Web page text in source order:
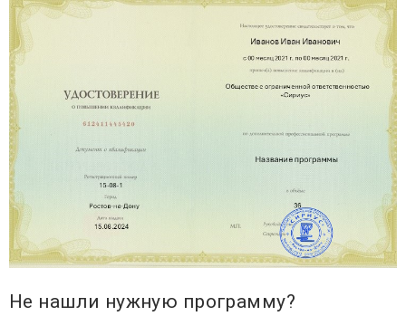
Не нашли нужную программу?